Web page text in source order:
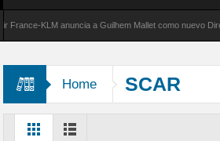
KLM anuncia a Guilhem Mallet como nuevo Director
Home SCAR